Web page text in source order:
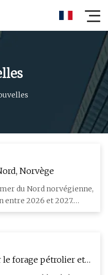
Norvège
du Nord norvégienne,
2026 et 2027.
le forage pétrolier et